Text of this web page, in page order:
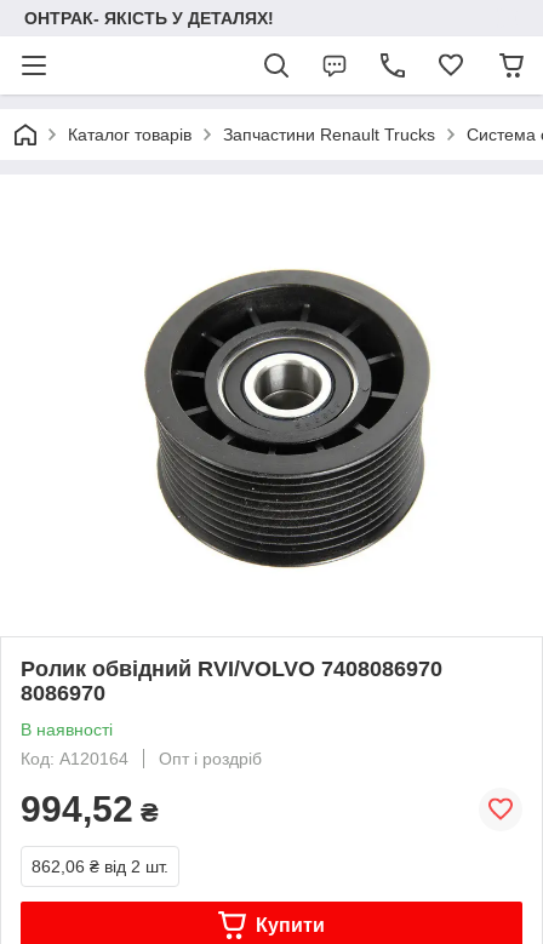
ОНТРАК- ЯКІСТЬ У ДЕТАЛЯХ!
Каталог товарів Запчастини Renault Trucks Система
Ролик обвідний RVI/VOLVO 7408086970
8086970
В наявності
Код: A120164
Опт і роздріб
994,52 ₴
862,06 ₴ від 2 шт.
Купити